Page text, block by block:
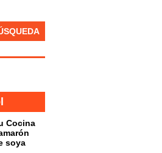
Cocina
soya